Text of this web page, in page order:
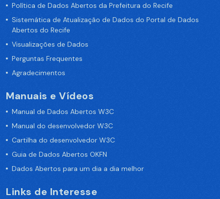
Política de Dados Abertos da Prefeitura do Recife
Sistemática de Atualização de Dados do Portal de Dados
Abertos do Recife
Visualizações de Dados
Perguntas Frequentes
Agradecimentos
Manuais e Vídeos
Manual de Dados Abertos W3C
Manual do desenvolvedor W3C
Cartilha do desenvolvedor W3C
Guia de Dados Abertos OKFN
Dados Abertos para um dia a dia melhor
Links de Interesse